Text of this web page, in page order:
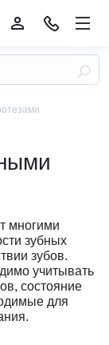
многими
зубных
зубов.
учитывать
состояние
для